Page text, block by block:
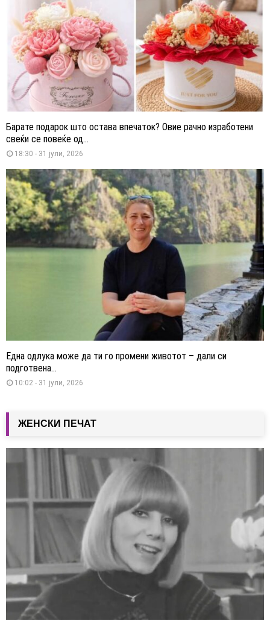
Барате подарок што остава впечаток? Овие рачно изработени
свеќи се повеќе од...
18:30 - 31 јули, 2026
Една одлука може да ти го промени животот – дали си
подготвена...
10:02 - 31 јули, 2026
ЖЕНСКИ ПЕЧАТ